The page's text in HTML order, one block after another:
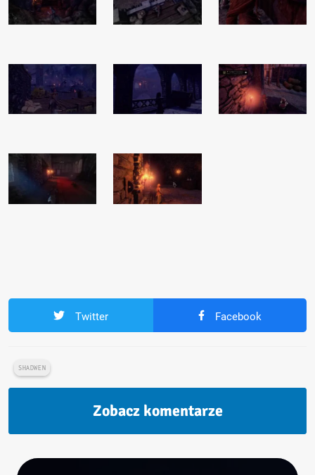
Twitter Facebook
SHADWEN
Zobacz komentarze